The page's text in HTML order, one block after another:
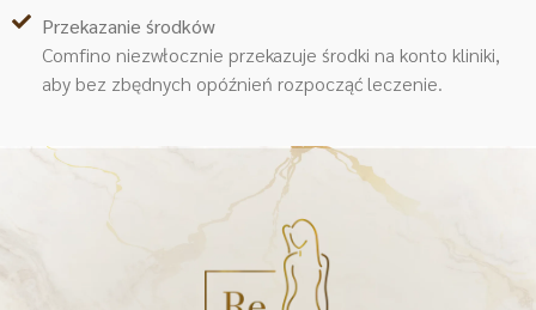
Przekazanie środków
Comfino niezwłocznie przekazuje środki na konto kliniki,
aby bez zbędnych opóźnień rozpocząć leczenie.